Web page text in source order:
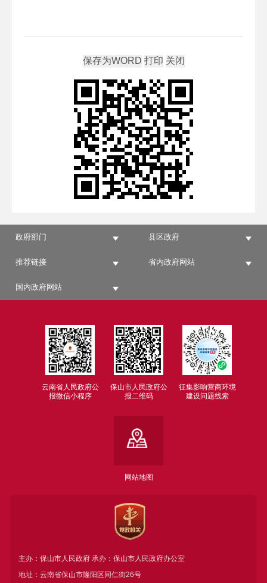
政府部门 县区政府
推荐链接 省内政府网站
国内政府网站
云南省人民政府公
报微信小程序
保山市人民政府公
报二维码
征集影响营商环境
建设问题线索
网站地图
主办：保山市人民政府 承办：保山市人民政府办公室
地址：云南省保山市隆阳区同仁街26号